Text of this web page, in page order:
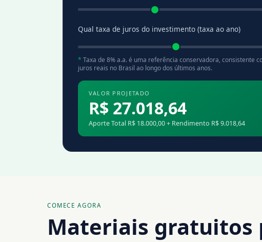
Qual taxa de juros do investimento (taxa ao ano)
* Taxa de 8% a.a. é uma referência conservadora, consistente
juros reais no Brasil ao longo dos últimos anos.
VALOR PROJETADO
R$ 27.018,64
Aporte Total R$ 18.000,00 + Rendimento R$ 9.018,64
COMECE AGORA
Materiais gratuitos